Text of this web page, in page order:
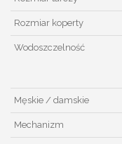
Rozmiar koperty
Wodoszczelność
Męskie / damskie
Mechanizm